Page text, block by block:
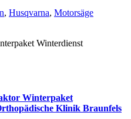
, Husqvarna, Motorsäge
Winterpaket
Klinik Braunfels